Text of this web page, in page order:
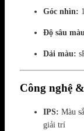
Góc nhìn:
Độ sâu
Dải màu:
Công nghệ
IPS: Màu
giải trí